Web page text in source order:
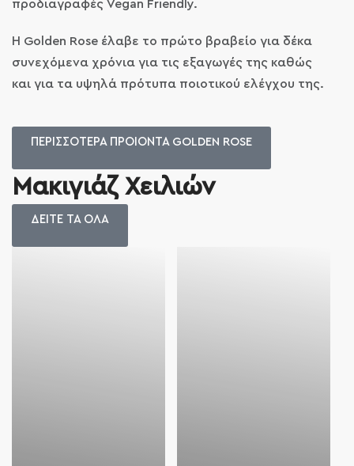
προδιαγραφές Vegan Friendly.
Η Golden Rose έλαβε το πρώτο βραβείο για δέκα
συνεχόμενα χρόνια για τις εξαγωγές της καθώς
και για τα υψηλά πρότυπα ποιοτικού ελέγχου της.
ΠΕΡΙΣΣΟΤΕΡΑ ΠΡΟΙΟΝΤΑ GOLDEN ROSE
Μακιγιάζ Χειλιών
ΔΕΙΤΕ ΤΑ ΟΛΑ